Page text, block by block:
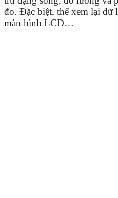
đo. Đặc biệt, thể xem lại dữ
màn hình LCD…